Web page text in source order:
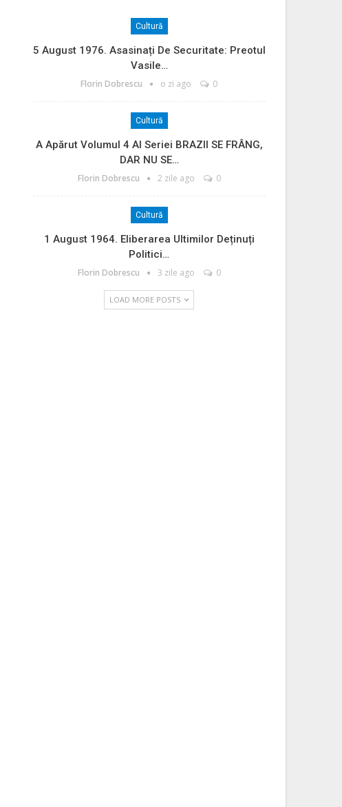
Cultură
5 August 1976. Asasinați De Securitate: Preotul
Vasile…
Florin Dobrescu o zi ago 0
Cultură
A Apărut Volumul 4 Al Seriei BRAZII SE FRÂNG,
DAR NU SE…
Florin Dobrescu 2 zile ago 0
Cultură
1 August 1964. Eliberarea Ultimilor Deținuți
Politici…
Florin Dobrescu 3 zile ago 0
LOAD MORE POSTS